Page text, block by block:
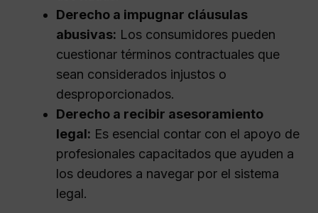
Derecho a impugnar cláusulas
abusivas: Los consumidores pueden
cuestionar términos contractuales que
sean considerados injustos o
desproporcionados.
Derecho a recibir asesoramiento
legal: Es esencial contar con el apoyo de
profesionales capacitados que ayuden a
los deudores a navegar por el sistema
legal.